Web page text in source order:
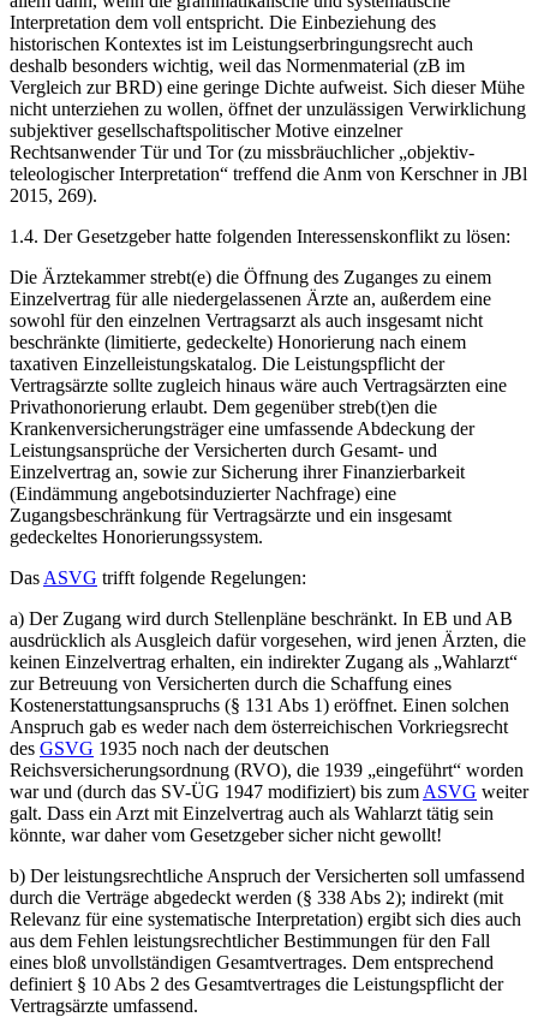
Interpretation dem voll entspricht. Die Einbeziehung des
historischen Kontextes ist im Leistungserbringungsrecht auch
deshalb besonders wichtig, weil das Normenmaterial (zB im
Vergleich zur BRD) eine geringe Dichte aufweist. Sich dieser Mühe
nicht unterziehen zu wollen, öffnet der unzulässigen Verwirklichung
subjektiver gesellschaftspolitischer Motive einzelner
Rechtsanwender Tür und Tor (zu missbräuchlicher „objektiv-
teleologischer Interpretation“ treffend die Anm von Kerschnerin JBl
2015, 269).
1.4. Der Gesetzgeber hatte folgenden Interessenskonflikt zu lösen:
Die Ärztekammer strebt(e) die Öffnung des Zuganges zu einem
Einzelvertrag für alle niedergelassenen Ärzte an, außerdem eine
sowohl für den einzelnen Vertragsarzt als auch insgesamt nicht
beschränkte (limitierte, gedeckelte) Honorierung nach einem
taxativen Einzelleistungskatalog. Die Leistungspflicht der
Vertragsärzte sollte zugleich hinaus wäre auch Vertragsärzten eine
Privathonorierung erlaubt. Dem gegenüber streb(t)en die
Krankenversicherungsträger eine umfassende Abdeckung der
Leistungsansprüche der Versicherten durch Gesamt- und
Einzelvertrag an, sowie zur Sicherung ihrer Finanzierbarkeit
(Eindämmung angebotsinduzierter Nachfrage) eine
Zugangsbeschränkung für Vertragsärzte und ein insgesamt
gedeckeltes Honorierungssystem.
Das ASVG trifft folgende Regelungen:
a) Der Zugang wird durch Stellenpläne beschränkt. In EB und AB
ausdrücklich als Ausgleich dafür vorgesehen, wird jenen Ärzten, die
keinen Einzelvertrag erhalten, ein indirekter Zugang als „Wahlarzt“
zur Betreuung von Versicherten durch die Schaffung eines
Kostenerstattungsanspruchs (§ 131 Abs 1) eröffnet. Einen solchen
Anspruch gab es weder nach dem österreichischen Vorkriegsrecht
des GSVG 1935 noch nach der deutschen
Reichsversicherungsordnung (RVO), die 1939 „eingeführt“ worden
war und (durch das SV-ÜG 1947 modifiziert) bis zum ASVG weiter
galt. Dass ein Arzt mit Einzelvertrag auch als Wahlarzt tätig sein
könnte, war daher vom Gesetzgeber sicher nicht gewollt!
b) Der leistungsrechtliche Anspruch der Versicherten soll umfassend
durch die Verträge abgedeckt werden (§ 338 Abs 2); indirekt (mit
Relevanz für eine systematische Interpretation) ergibt sich dies auch
aus dem Fehlen leistungsrechtlicher Bestimmungen für den Fall
eines bloß unvollständigen Gesamtvertrages. Dem entsprechend
definiert § 10 Abs 2 des Gesamtvertrages die Leistungspflicht der
Vertragsärzte umfassend.